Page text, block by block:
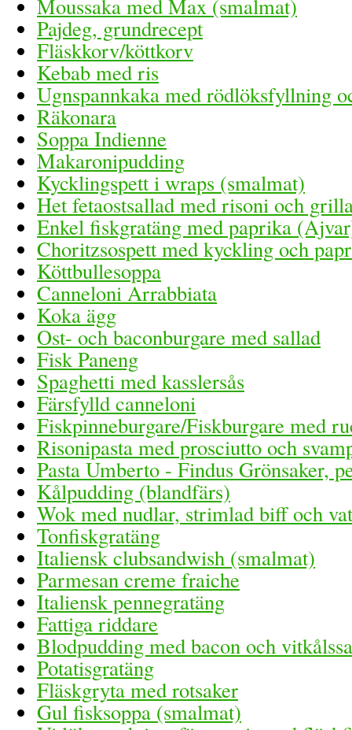
Moussaka med Max (smalmat)
Pajdeg, grundrecept
Fläskkorv/köttkorv
Kebab med ris
Ugnspannkaka med rödlöksfyllning
Räkonara
Soppa Indienne
Makaronipudding
Kycklingspett i wraps (smalmat)
Het fetaostsallad med risoni och
Enkel fiskgratäng med paprika
Choritzsospett med kyckling och
Köttbullesoppa
Canneloni Arrabbiata
Koka ägg
Ost- och baconburgare med sallad
Fisk Paneng
Spaghetti med kasslersås
Färsfylld canneloni
Fiskpinneburgare/Fiskburgare med
Risonipasta med prosciutto och
Pasta Umberto - Findus Grönsaker,
Kålpudding (blandfärs)
Wok med nudlar, strimlad biff och
Tonfiskgratäng
Italiensk clubsandwish (smalmat)
Parmesan creme fraiche
Italiensk pennegratäng
Fattiga riddare
Blodpudding med bacon och
Potatisgratäng
Fläskgryta med rotsaker
Gul fisksoppa (smalmat)